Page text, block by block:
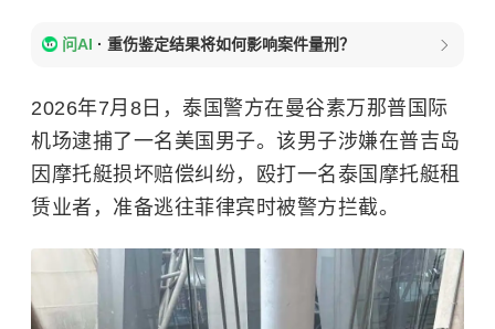
问AI · 重伤鉴定结果将如何影响案件量刑？
2026年7月8日，泰国警方在曼谷素万那普国际
机场逮捕了一名美国男子。该男子涉嫌在普吉岛
因摩托艇损坏赔偿纠纷，殴打一名泰国摩托艇租
赁业者，准备逃往菲律宾时被警方拦截。